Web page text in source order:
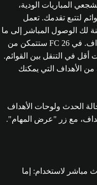
المباريات الودية،
لتتبع تقدمك. تعمل
لك الوصول المباشر إلى ما
ربحت دون الحاجة للتنقل في قوائم الأهداف. في FC 26 ستتمكن من
في التنقل بين القوائم.
الأهداف التي يمكنك
مباشر لاستخدام: إما